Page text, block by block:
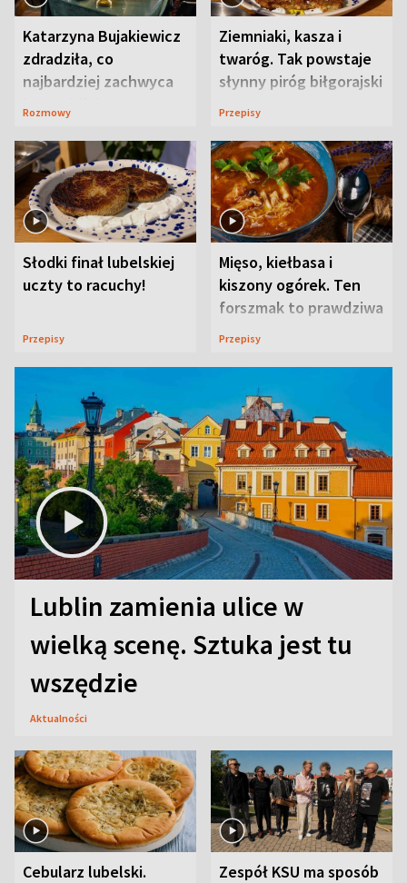
Katarzyna Bujakiewicz
zdradziła, co
najbardziej zachwyca
ją w Lublinie
Rozmowy
Ziemniaki, kasza i
twaróg. Tak powstaje
słynny piróg biłgorajski
Przepisy
Słodki finał lubelskiej
uczty to racuchy!
Przepisy
Mięso, kiełbasa i
kiszony ogórek. Ten
forszmak to prawdziwa
uczta
Przepisy
Lublin zamienia ulice w
wielką scenę. Sztuka jest tu
wszędzie
Aktualności
Cebularz lubelski.
Zespół KSU ma sposób